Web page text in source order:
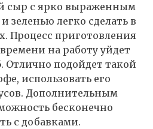
сыр с ярко выраженным
зеленью легко сделать в
Процесс приготовления
на работу уйдет
Отлично подойдет такой
использовать его
Дополнительным
бесконечно
с добавками.